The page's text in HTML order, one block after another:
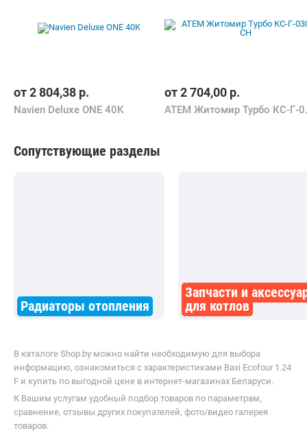
от2 804,38 р.
Navien Deluxe ONE 40K
от2 704,00 р.
АТЕМ
Сопутствующие разделы
Радиаторы отопления
Запчасти и
для котлов
В каталоге Shop.by можно найти необходимую для выбора
информацию, ознакомиться с характеристиками Baxi Ecofour 1.24
F и купить по выгодной цене в интернет-магазинах Беларуси.
К Вашим услугам удобный подбор товаров по параметрам,
сравнение, отзывы других покупателей, фото/видео галерея
товаров.